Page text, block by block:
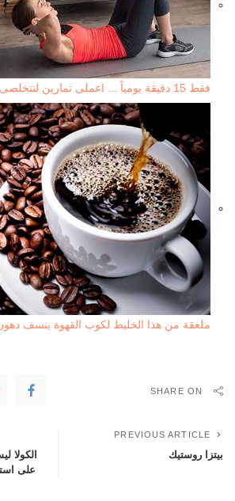
فقط 15 دقيقة يومياً ... اعملى تمارين لتتخلصى من دهون…
ملعقة من هذا الخليط لكوب القهوة ينسف
SHARE ON
PREVIOUS ARTICLE
بيتزا روستيك
الكولا
على